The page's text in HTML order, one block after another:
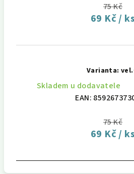
75 Kč
69 Kč/ ks
Varianta:
Skladem u dodavatele
EAN:
75 Kč
69 Kč/ ks